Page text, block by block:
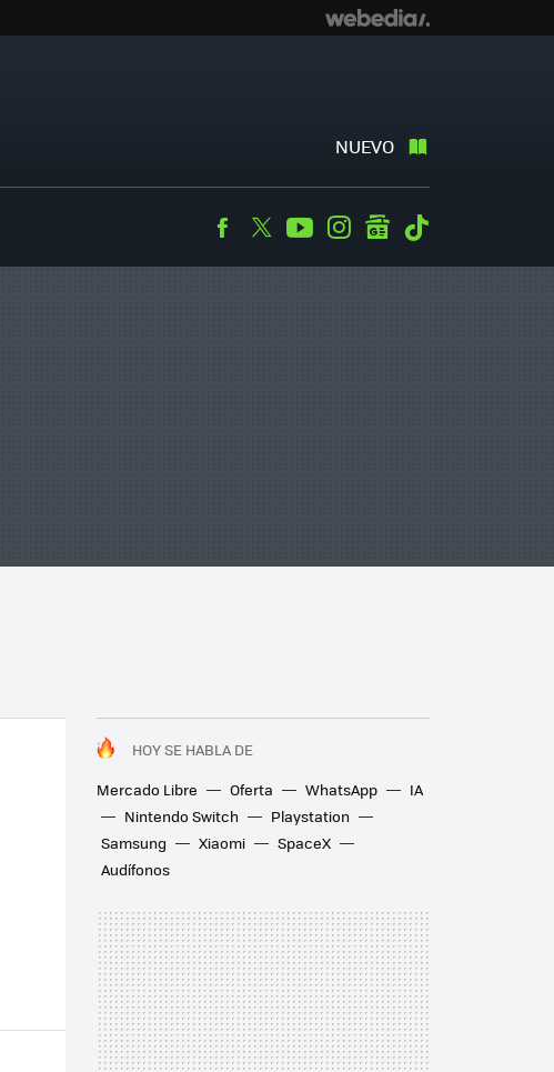
NUEVO
Facebook
TwitterYoutubeInstagramgooglenews
HOY SE HABLA DE
Mercado Libre
Oferta WhatsApp
IA
Nintendo Switch
Playstation
Samsung
Xiaomi
SpaceX
Audífonos